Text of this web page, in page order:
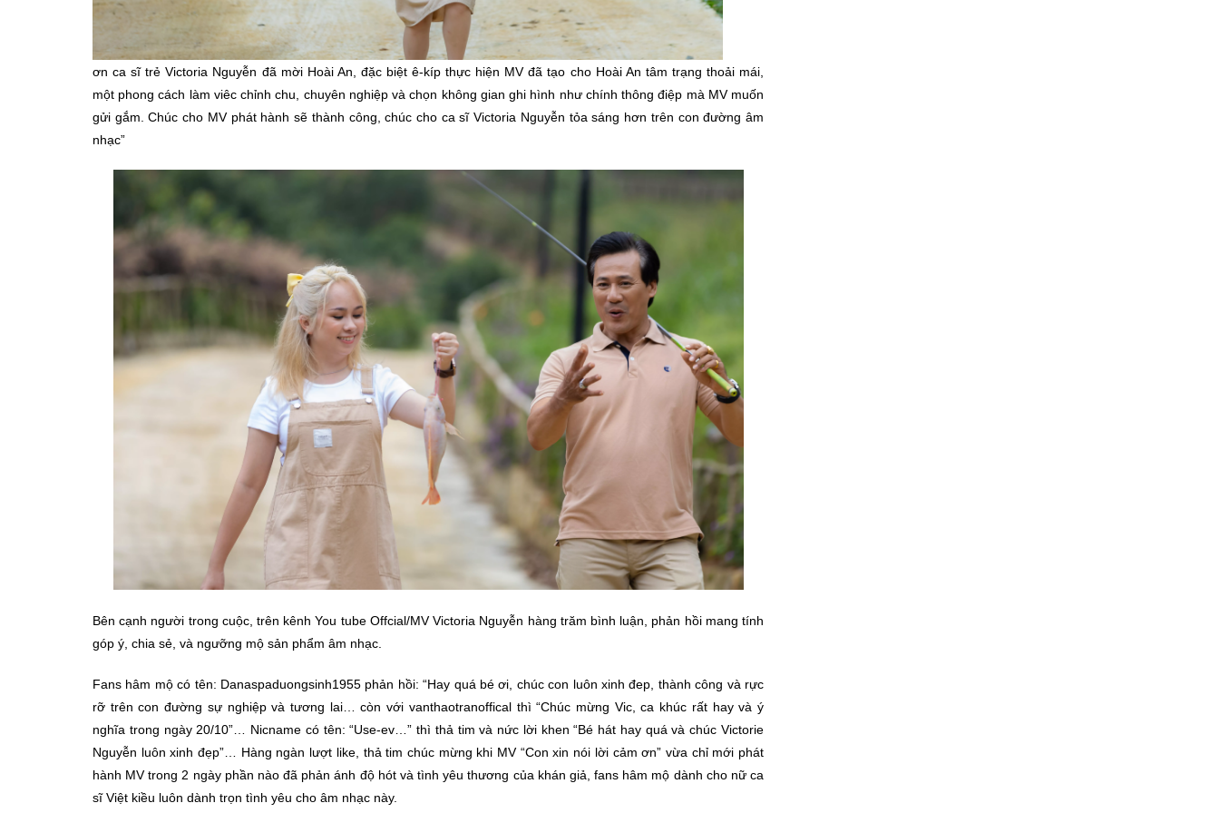
ơn ca sĩ trẻ Victoria Nguyễn đã mời Hoài An, đặc biệt ê-kíp thực hiện MV đã tạo cho Hoài An tâm trạng thoải mái,
một phong cách làm viêc chỉnh chu, chuyên nghiệp và chọn không gian ghi hình như chính thông điệp mà MV muốn
gửi gắm. Chúc cho MV phát hành sẽ thành công, chúc cho ca sĩ Victoria Nguyễn tỏa sáng hơn trên con đường âm
nhạc”
Bên cạnh người trong cuộc, trên kênh You tube Offcial/MV Victoria Nguyễn hàng trăm bình luận, phản hồi mang tính
góp ý, chia sẻ, và ngưỡng mộ sản phẩm âm nhạc.
Fans hâm mộ có tên: Danaspaduongsinh1955 phản hồi: “Hay quá bé ơi, chúc con luôn xinh đep, thành công và rực
rỡ trên con đường sự nghiệp và tương lai… còn với vanthaotranoffical thì “Chúc mừng Vic, ca khúc rất hay và ý
nghĩa trong ngày 20/10”… Nicname có tên: “Use-ev…” thì thả tim và nức lời khen “Bé hát hay quá và chúc Victorie
Nguyễn luôn xinh đẹp”… Hàng ngàn lượt like, thả tim chúc mừng khi MV “Con xin nói lời cảm ơn” vừa chỉ mới phát
hành MV trong 2 ngày phần nào đã phản ánh độ hót và tình yêu thương của khán giả, fans hâm mộ dành cho nữ ca
sĩ Việt kiều luôn dành trọn tình yêu cho âm nhạc này.